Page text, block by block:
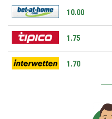
10.00
1.75
1.70